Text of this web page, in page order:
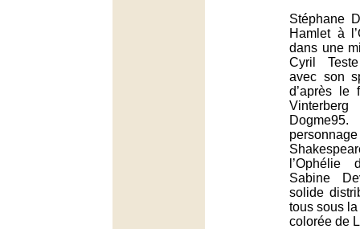
Stéphane
Hamlet à
dans une
Cyril
avec son
d’après le
Sabine
solide
tous sous
colorée de